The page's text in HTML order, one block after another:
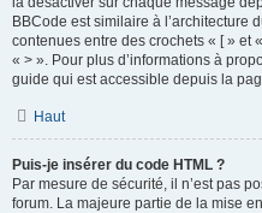
BBCode est similaire à l’architecture
contenues entre des crochets « [ » et
« > ». Pour plus d’informations à
guide qui est accessible depuis la
Haut
Puis-je insérer du code HTML ?
Par mesure de sécurité, il n’est pas
forum. La majeure partie de la mise